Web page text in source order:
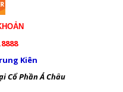
Kiên
Phần Á Châu